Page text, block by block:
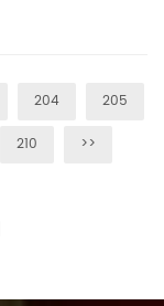
204 205
210 >>